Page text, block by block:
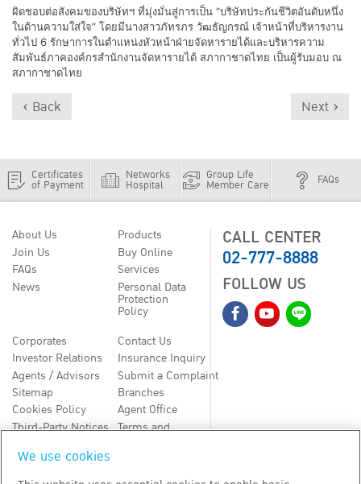
ผิดชอบต่อสังคมของบริษัทฯ ที่มุ่งมั่นสู่การเป็น “บริษัทประกันชีวิตอันดับหนึ่ง
ในด้านความใส่ใจ” โดยมีนางสาวภัทรภร วัฒธัญกรณ์ เจ้าหน้าที่บริหารงาน
ทั่วไป 6 รักษาการในตำแหน่งหัวหน้าฝ่ายจัดหารายได้และบริหารความ
สัมพันธ์ภาคองค์กรสำนักงานจัดหารายได้ สภากาชาดไทย เป็นผู้รับมอบ ณ
สภากาชาดไทย
‹ Back Next ›
Certificates
of Payment
Networks
Hospital
Group Life
Member Care FAQs
About Us
Join Us
FAQs
News
Products
Buy Online
Services
Personal Data
Protection
Policy
Corporates
Investor Relations
Agents / Advisors
Sitemap
Cookies Policy
Third-Party Notices
Contact Us
Insurance Inquiry
Submit a Complaint
Branches
Agent Office
Terms and
CALL CENTER
02-777-8888
FOLLOW US
TH EN
We use cookies